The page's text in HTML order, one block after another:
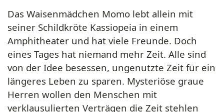
Das Waisenmädchen Momo lebt allein mit
seiner Schildkröte Kassiopeia in einem
Amphitheater und hat viele Freunde. Doch
eines Tages hat niemand mehr Zeit. Alle sind
von der Idee besessen, ungenutzte Zeit für ein
längeres Leben zu sparen. Mysteriöse graue
Herren wollen den Menschen mit
verklausulierten Verträgen die Zeit stehlen